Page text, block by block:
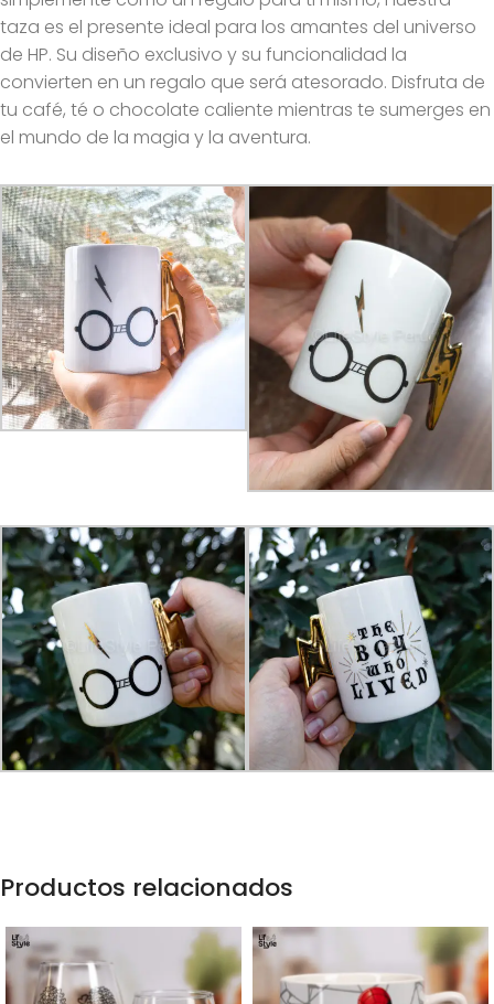
taza es el presente ideal para los amantes del universo
de HP. Su diseño exclusivo y su funcionalidad la
convierten en un regalo que será atesorado. Disfruta de
tu café, té o chocolate caliente mientras te sumerges en
el mundo de la magia y la aventura.
Productos relacionados